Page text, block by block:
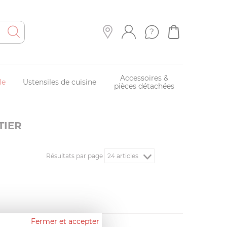
Ustensiles de cuisine
Accessoires &
pièces détachées
Résultats par page
Fermer et accepter